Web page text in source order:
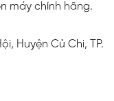
máy chính hãng.
Huyện Củ Chi, TP.